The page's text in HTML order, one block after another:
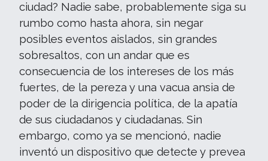
ciudad? Nadie sabe, probablemente siga su
rumbo como hasta ahora, sin negar
posibles eventos aislados, sin grandes
sobresaltos, con un andar que es
consecuencia de los intereses de los más
fuertes, de la pereza y una vacua ansia de
poder de la dirigencia política, de la apatía
de sus ciudadanos y ciudadanas. Sin
embargo, como ya se mencionó, nadie
inventó un dispositivo que detecte y prevea